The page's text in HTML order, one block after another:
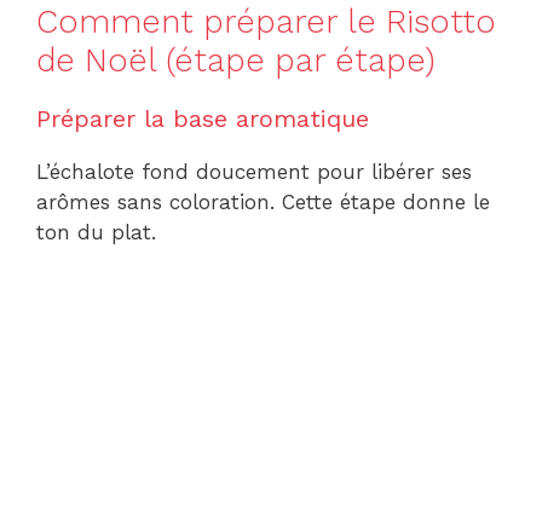
Comment préparer le Risotto
de Noël (étape par étape)
Préparer la base aromatique
L’échalote fond doucement pour libérer ses
arômes sans coloration. Cette étape donne le
ton du plat.